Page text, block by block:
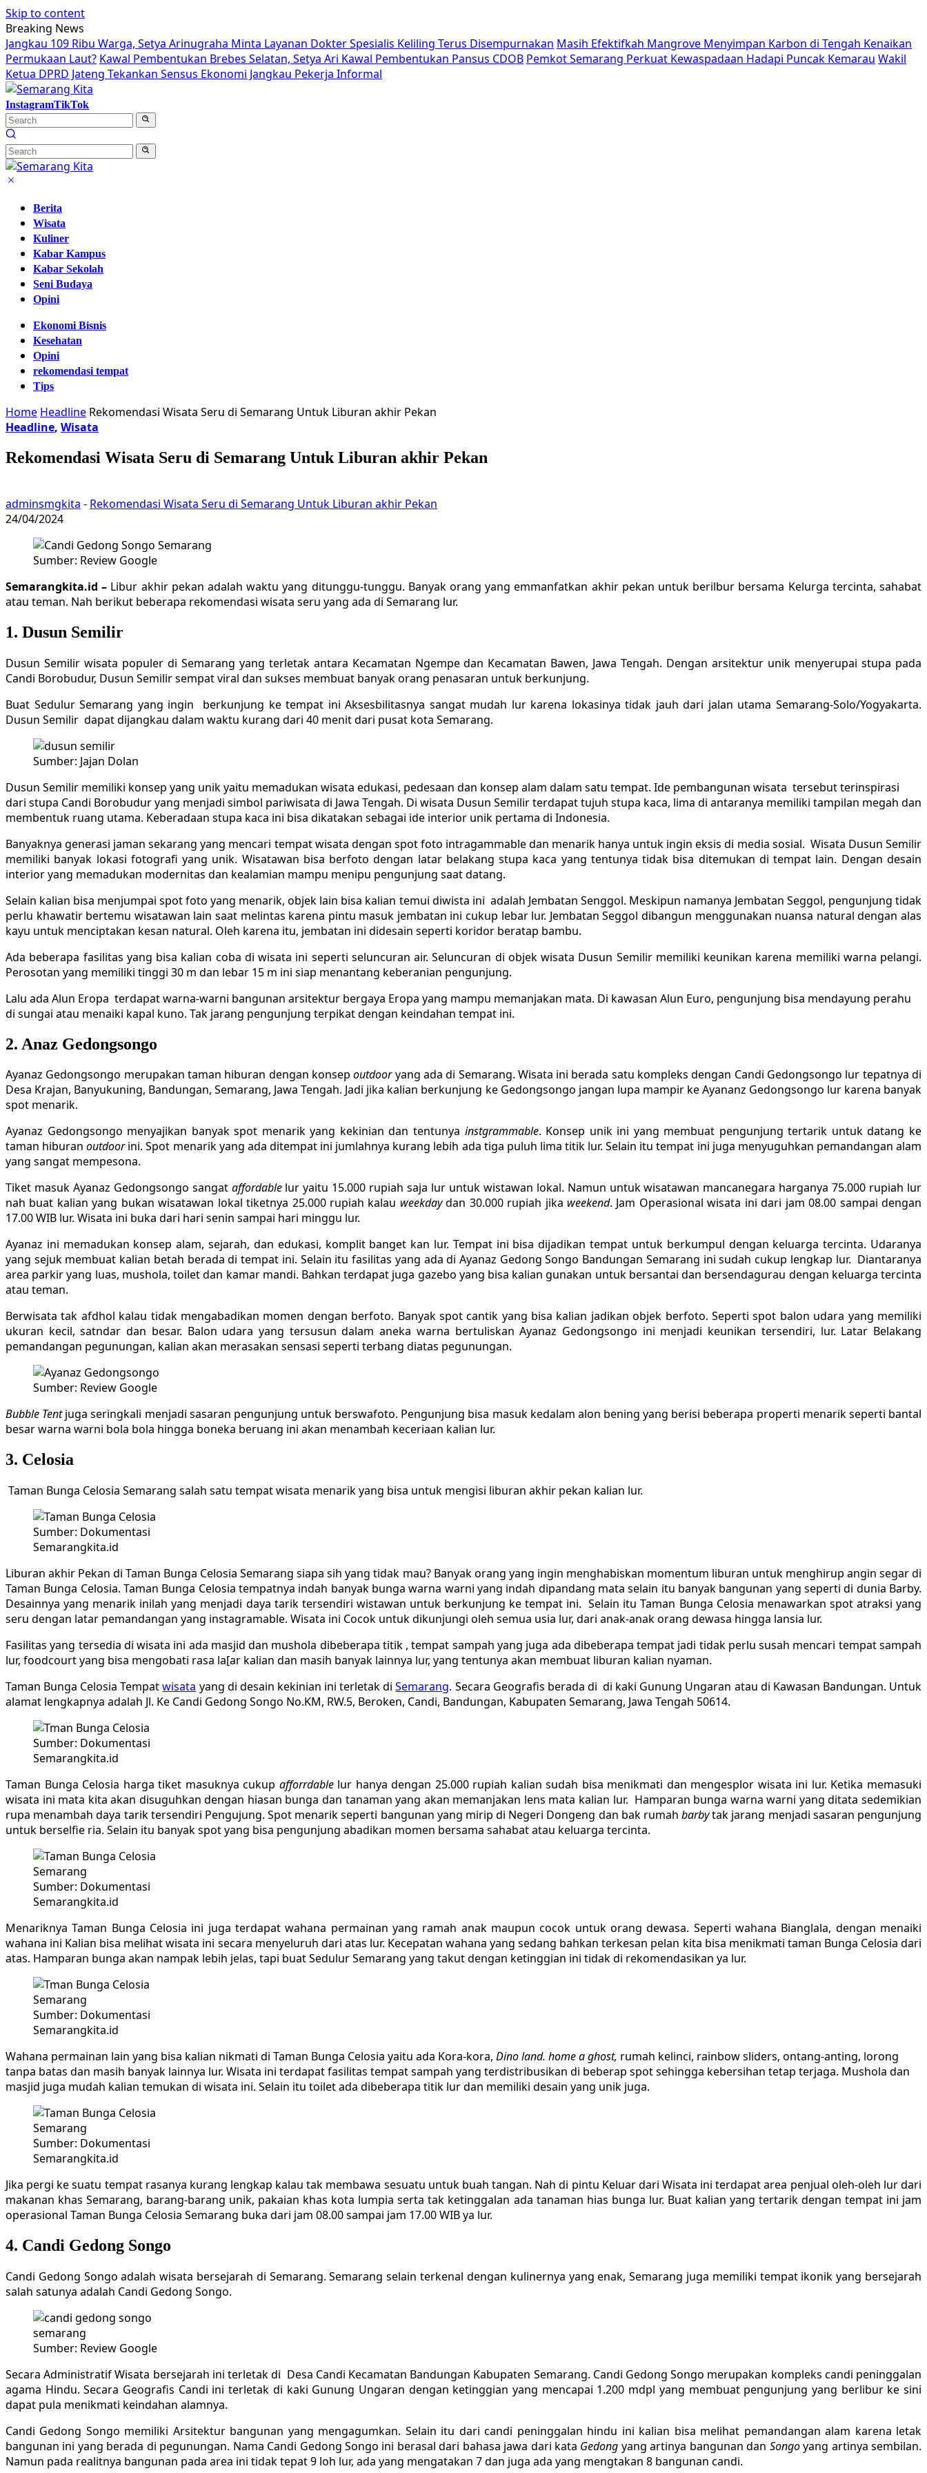
Skip to content
Breaking News
Jangkau 109 Ribu Warga, Setya Arinugraha Minta Layanan Dokter Spesialis Keliling Terus Disempurnakan Masih Efektifkah Mangrove Menyimpan Karbon di Tengah Kenaikan
Permukaan Laut? Kawal Pembentukan Brebes Selatan, Setya Ari Kawal Pembentukan Pansus CDOB Pemkot Semarang Perkuat Kewaspadaan Hadapi Puncak Kemarau Wakil
Ketua DPRD Jateng Tekankan Sensus Ekonomi Jangkau Pekerja Informal
InstagramTikTok
Berita
Wisata
Kuliner
Kabar Kampus
Kabar Sekolah
Seni Budaya
Opini
Ekonomi Bisnis
Kesehatan
Opini
rekomendasi tempat
Tips
Home Headline Rekomendasi Wisata Seru di Semarang Untuk Liburan akhir Pekan
Headline, Wisata
Rekomendasi Wisata Seru di Semarang Untuk Liburan akhir Pekan
adminsmgkita - Rekomendasi Wisata Seru di Semarang Untuk Liburan akhir Pekan
24/04/2024
Sumber: Review Google
Semarangkita.id – Libur akhir pekan adalah waktu yang ditunggu-tunggu. Banyak orang yang emmanfatkan akhir pekan untuk berilbur bersama Kelurga tercinta, sahabat
atau teman. Nah berikut beberapa rekomendasi wisata seru yang ada di Semarang lur.
1. Dusun Semilir
Dusun Semilir wisata populer di Semarang yang terletak antara Kecamatan Ngempe dan Kecamatan Bawen, Jawa Tengah. Dengan arsitektur unik menyerupai stupa pada
Candi Borobudur, Dusun Semilir sempat viral dan sukses membuat banyak orang penasaran untuk berkunjung.
Buat Sedulur Semarang yang ingin berkunjung ke tempat ini Aksesbilitasnya sangat mudah lur karena lokasinya tidak jauh dari jalan utama Semarang-Solo/Yogyakarta.
Dusun Semilir dapat dijangkau dalam waktu kurang dari 40 menit dari pusat kota Semarang.
Sumber: Jajan Dolan
Dusun Semilir memiliki konsep yang unik yaitu memadukan wisata edukasi, pedesaan dan konsep alam dalam satu tempat. Ide pembangunan wisata tersebut terinspirasi
dari stupa Candi Borobudur yang menjadi simbol pariwisata di Jawa Tengah. Di wisata Dusun Semilir terdapat tujuh stupa kaca, lima di antaranya memiliki tampilan megah dan
membentuk ruang utama. Keberadaan stupa kaca ini bisa dikatakan sebagai ide interior unik pertama di Indonesia.
Banyaknya generasi jaman sekarang yang mencari tempat wisata dengan spot foto intragammable dan menarik hanya untuk ingin eksis di media sosial. Wisata Dusun Semilir
memiliki banyak lokasi fotografi yang unik. Wisatawan bisa berfoto dengan latar belakang stupa kaca yang tentunya tidak bisa ditemukan di tempat lain. Dengan desain
interior yang memadukan modernitas dan kealamian mampu menipu pengunjung saat datang.
Selain kalian bisa menjumpai spot foto yang menarik, objek lain bisa kalian temui diwista ini adalah Jembatan Senggol. Meskipun namanya Jembatan Seggol, pengunjung tidak
perlu khawatir bertemu wisatawan lain saat melintas karena pintu masuk jembatan ini cukup lebar lur. Jembatan Seggol dibangun menggunakan nuansa natural dengan alas
kayu untuk menciptakan kesan natural. Oleh karena itu, jembatan ini didesain seperti koridor beratap bambu.
Ada beberapa fasilitas yang bisa kalian coba di wisata ini seperti seluncuran air. Seluncuran di objek wisata Dusun Semilir memiliki keunikan karena memiliki warna pelangi.
Perosotan yang memiliki tinggi 30 m dan lebar 15 m ini siap menantang keberanian pengunjung.
Lalu ada Alun Eropa terdapat warna-warni bangunan arsitektur bergaya Eropa yang mampu memanjakan mata. Di kawasan Alun Euro, pengunjung bisa mendayung perahu
di sungai atau menaiki kapal kuno. Tak jarang pengunjung terpikat dengan keindahan tempat ini.
2. Anaz Gedongsongo
Ayanaz Gedongsongo merupakan taman hiburan dengan konsepoutdooryang ada di Semarang. Wisata ini berada satu kompleks dengan Candi Gedongsongo lur tepatnya di
Desa Krajan, Banyukuning, Bandungan, Semarang, Jawa Tengah. Jadi jika kalian berkunjung ke Gedongsongo jangan lupa mampir ke Ayananz Gedongsongo lur karena banyak
spot menarik.
Ayanaz Gedongsongo menyajikan banyak spot menarik yang kekinian dan tentunya instgrammable. Konsep unik ini yang membuat pengunjung tertarik untuk datang ke
taman hiburanoutdoorini. Spot menarik yang ada ditempat ini jumlahnya kurang lebih ada tiga puluh lima titik lur. Selain itu tempat ini juga menyuguhkan pemandangan alam
yang sangat mempesona.
Tiket masuk Ayanaz Gedongsongo sangat affordablelur yaitu 15.000 rupiah saja lur untuk wistawan lokal. Namun untuk wisatawan mancanegara harganya 75.000 rupiah lur
nah buat kalian yang bukan wisatawan lokal tiketnya 25.000 rupiah kalau weekdaydan 30.000 rupiah jika weekend. Jam Operasional wisata ini dari jam 08.00 sampai dengan
17.00 WIB lur. Wisata ini buka dari hari senin sampai hari minggu lur.
Ayanaz ini memadukan konsep alam, sejarah, dan edukasi, komplit banget kan lur. Tempat ini bisa dijadikan tempat untuk berkumpul dengan keluarga tercinta. Udaranya
yang sejuk membuat kalian betah berada di tempat ini. Selain itu fasilitas yang ada di Ayanaz Gedong Songo Bandungan Semarang ini sudah cukup lengkap lur. Diantaranya
area parkir yang luas, mushola, toilet dan kamar mandi. Bahkan terdapat juga gazebo yang bisa kalian gunakan untuk bersantai dan bersendagurau dengan keluarga tercinta
atau teman.
Berwisata tak afdhol kalau tidak mengabadikan momen dengan berfoto. Banyak spot cantik yang bisa kalian jadikan objek berfoto. Seperti spot balon udara yang memiliki
ukuran kecil, satndar dan besar. Balon udara yang tersusun dalam aneka warna bertuliskan Ayanaz Gedongsongo ini menjadi keunikan tersendiri, lur. Latar Belakang
pemandangan pegunungan, kalian akan merasakan sensasi seperti terbang diatas pegunungan.
Sumber: Review Google
Bubble Tentjuga seringkali menjadi sasaran pengunjung untuk berswafoto. Pengunjung bisa masuk kedalam alon bening yang berisi beberapa properti menarik seperti bantal
besar warna warni bola bola hingga boneka beruang ini akan menambah keceriaan kalian lur.
3. Celosia
Taman Bunga Celosia Semarang salah satu tempat wisata menarik yang bisa untuk mengisi liburan akhir pekan kalian lur.
Sumber: Dokumentasi
Semarangkita.id
Liburan akhir Pekan di Taman Bunga Celosia Semarang siapa sih yang tidak mau? Banyak orang yang ingin menghabiskan momentum liburan untuk menghirup angin segar di
Taman Bunga Celosia. Taman Bunga Celosia tempatnya indah banyak bunga warna warni yang indah dipandang mata selain itu banyak bangunan yang seperti di dunia Barby.
Desainnya yang menarik inilah yang menjadi daya tarik tersendiri wistawan untuk berkunjung ke tempat ini. Selain itu Taman Bunga Celosia menawarkan spot atraksi yang
seru dengan latar pemandangan yang instagramable. Wisata ini Cocok untuk dikunjungi oleh semua usia lur, dari anak-anak orang dewasa hingga lansia lur.
Fasilitas yang tersedia di wisata ini ada masjid dan mushola dibeberapa titik , tempat sampah yang juga ada dibeberapa tempat jadi tidak perlu susah mencari tempat sampah
lur, foodcourt yang bisa mengobati rasa la[ar kalian dan masih banyak lainnya lur, yang tentunya akan membuat liburan kalian nyaman.
Taman Bunga Celosia Tempatwisata yang di desain kekinian ini terletak diSemarang. Secara Geografis berada di di kaki Gunung Ungaran atau di Kawasan Bandungan. Untuk
alamat lengkapnya adalah Jl. Ke Candi Gedong Songo No.KM, RW.5, Beroken, Candi, Bandungan, Kabupaten Semarang, Jawa Tengah 50614.
Sumber: Dokumentasi
Semarangkita.id
Taman Bunga Celosia harga tiket masuknya cukup afforrdablelur hanya dengan 25.000 rupiah kalian sudah bisa menikmati dan mengesplor wisata ini lur. Ketika memasuki
wisata ini mata kita akan disuguhkan dengan hiasan bunga dan tanaman yang akan memanjakan lens mata kalian lur. Hamparan bunga warna warni yang ditata sedemikian
rupa menambah daya tarik tersendiri Pengujung. Spot menarik seperti bangunan yang mirip di Negeri Dongeng dan bak rumahbarbytak jarang menjadi sasaran pengunjung
untuk berselfie ria. Selain itu banyak spot yang bisa pengunjung abadikan momen bersama sahabat atau keluarga tercinta.
Sumber: Dokumentasi
Semarangkita.id
Menariknya Taman Bunga Celosia ini juga terdapat wahana permainan yang ramah anak maupun cocok untuk orang dewasa. Seperti wahana Bianglala, dengan menaiki
wahana ini Kalian bisa melihat wisata ini secara menyeluruh dari atas lur. Kecepatan wahana yang sedang bahkan terkesan pelan kita bisa menikmati taman Bunga Celosia dari
atas. Hamparan bunga akan nampak lebih jelas, tapi buat Sedulur Semarang yang takut dengan ketinggian ini tidak di rekomendasikan ya lur.
Sumber: Dokumentasi
Semarangkita.id
Wahana permainan lain yang bisa kalian nikmati di Taman Bunga Celosia yaitu ada Kora-kora, Dino land. home a ghost, rumah kelinci, rainbow sliders, ontang-anting, lorong
tanpa batas dan masih banyak lainnya lur. Wisata ini terdapat fasilitas tempat sampah yang terdistribusikan di beberap spot sehingga kebersihan tetap terjaga. Mushola dan
masjid juga mudah kalian temukan di wisata ini. Selain itu toilet ada dibeberapa titik lur dan memiliki desain yang unik juga.
Sumber: Dokumentasi
Semarangkita.id
Jika pergi ke suatu tempat rasanya kurang lengkap kalau tak membawa sesuatu untuk buah tangan. Nah di pintu Keluar dari Wisata ini terdapat area penjual oleh-oleh lur dari
makanan khas Semarang, barang-barang unik, pakaian khas kota lumpia serta tak ketinggalan ada tanaman hias bunga lur. Buat kalian yang tertarik dengan tempat ini jam
operasional Taman Bunga Celosia Semarang buka dari jam 08.00 sampai jam 17.00 WIB ya lur.
4. Candi Gedong Songo
Candi Gedong Songo adalah wisata bersejarah di Semarang. Semarang selain terkenal dengan kulinernya yang enak, Semarang juga memiliki tempat ikonik yang bersejarah
salah satunya adalah Candi Gedong Songo.
Sumber: Review Google
Secara Administratif Wisata bersejarah ini terletak di Desa Candi Kecamatan Bandungan Kabupaten Semarang. Candi Gedong Songo merupakan kompleks candi peninggalan
agama Hindu. Secara Geografis Candi ini terletak di kaki Gunung Ungaran dengan ketinggian yang mencapai 1.200 mdpl yang membuat pengunjung yang berlibur ke sini
dapat pula menikmati keindahan alamnya.
Candi Gedong Songo memiliki Arsitektur bangunan yang mengagumkan. Selain itu dari candi peninggalan hindu ini kalian bisa melihat pemandangan alam karena letak
bangunan ini yang berada di pegunungan. Nama Candi Gedong Songo ini berasal dari bahasa jawa dari kata Gedong yang artinya bangunan dan Songoyang artinya sembilan.
Namun pada realitnya bangunan pada area ini tidak tepat 9 loh lur, ada yang mengatakan 7 dan juga ada yang mengtakan 8 bangunan candi.